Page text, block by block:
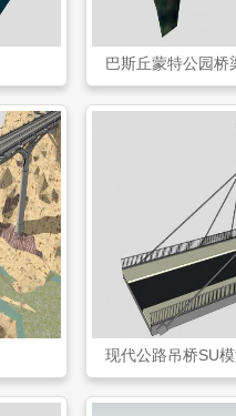
巴斯丘蒙特公园桥
现代公路吊桥SU